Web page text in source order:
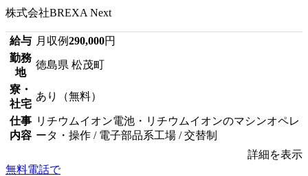
株式会社BREXA Next
給与 月収例290,000円
勤務
地
徳島県 松茂町
寮・
社宅
あり（無料）
仕事
内容
リチウムイオン電池・リチウムイオンのマシンオペレ
ータ・操作 / 電子部品系工場 / 交替制
詳細を表示
無料電話で